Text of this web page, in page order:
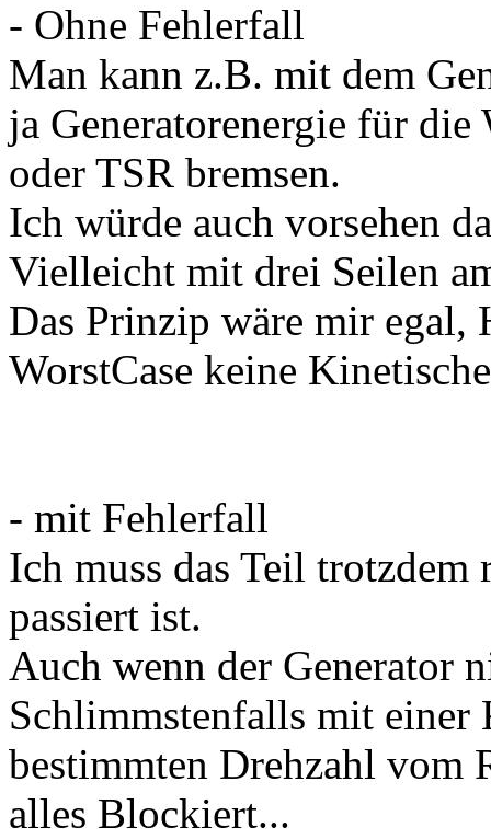
- Ohne Fehlerfall
Man kann z.B. mit dem
ja Generatorenergie für
oder TSR bremsen.
Ich würde auch vorsehen
Vielleicht mit drei Seilen
Das Prinzip wäre mir egal,
WorstCase keine
- mit Fehlerfall
Ich muss das Teil trotzdem
passiert ist.
Auch wenn der Generator
Schlimmstenfalls mit einer
bestimmten Drehzahl vom
alles Blockiert...